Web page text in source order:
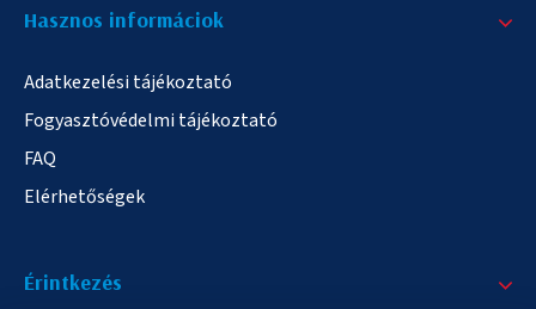
Hasznos informáciok
Adatkezelési tájékoztató
Fogyasztóvédelmi tájékoztató
FAQ
Elérhetőségek
Érintkezés